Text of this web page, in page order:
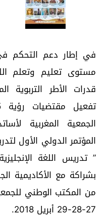
في إطار دعم التحكم
مستوى تعليم وتعلم
قدرات الأطر
الجمعية المغربية
المؤتمر الدولي الأول
” تدريس اللغة
بشراكة مع الأكاديمية
من المكتب الوطني
27-28-29 أبريل 2018.